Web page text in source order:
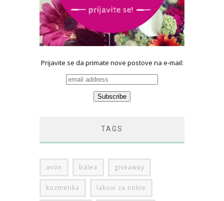
Prijavite se da primate nove postove na e-mail:
TAGS
avon balea giveaway
kozmetika lakovi za nokte